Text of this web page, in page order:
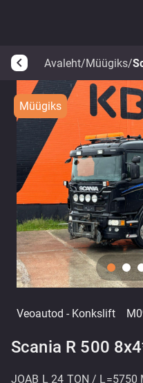
arrow_back_ios Avaleht/Müügiks/
Müügiks
Veoautod - Konkslift
Scania R 500
JOAB L 24 TON / L=5750